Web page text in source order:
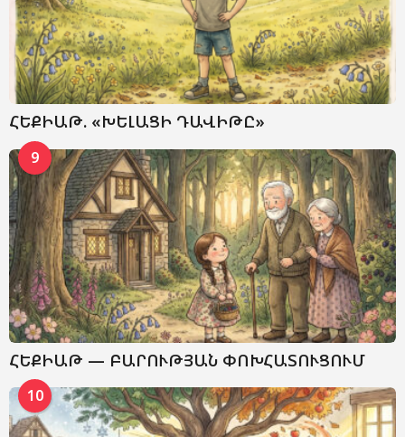
ՀԵՔԻԱԹ. «ԽԵԼԱՑԻ ԴԱՎԻԹԸ»
9
ՀԵՔԻԱԹ — ԲԱՐՈՒԹՅԱՆ ՓՈԽՀԱՏՈՒՑՈՒՄ
10